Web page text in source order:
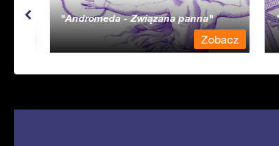
Andromeda - Związana panna
Zobacz